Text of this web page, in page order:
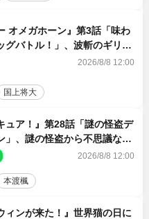
オメガホーン』第3話「味わ
グバトル！」、波斬のギリコ
ルを挑んできた！2026/8/8 12:00
国上将大
ュア！』第28話「謎の怪盗デ
」、謎の怪盗から不思議な予
2026/8/8 12:00
本渡楓
ィンが来た！』世界猫の日に